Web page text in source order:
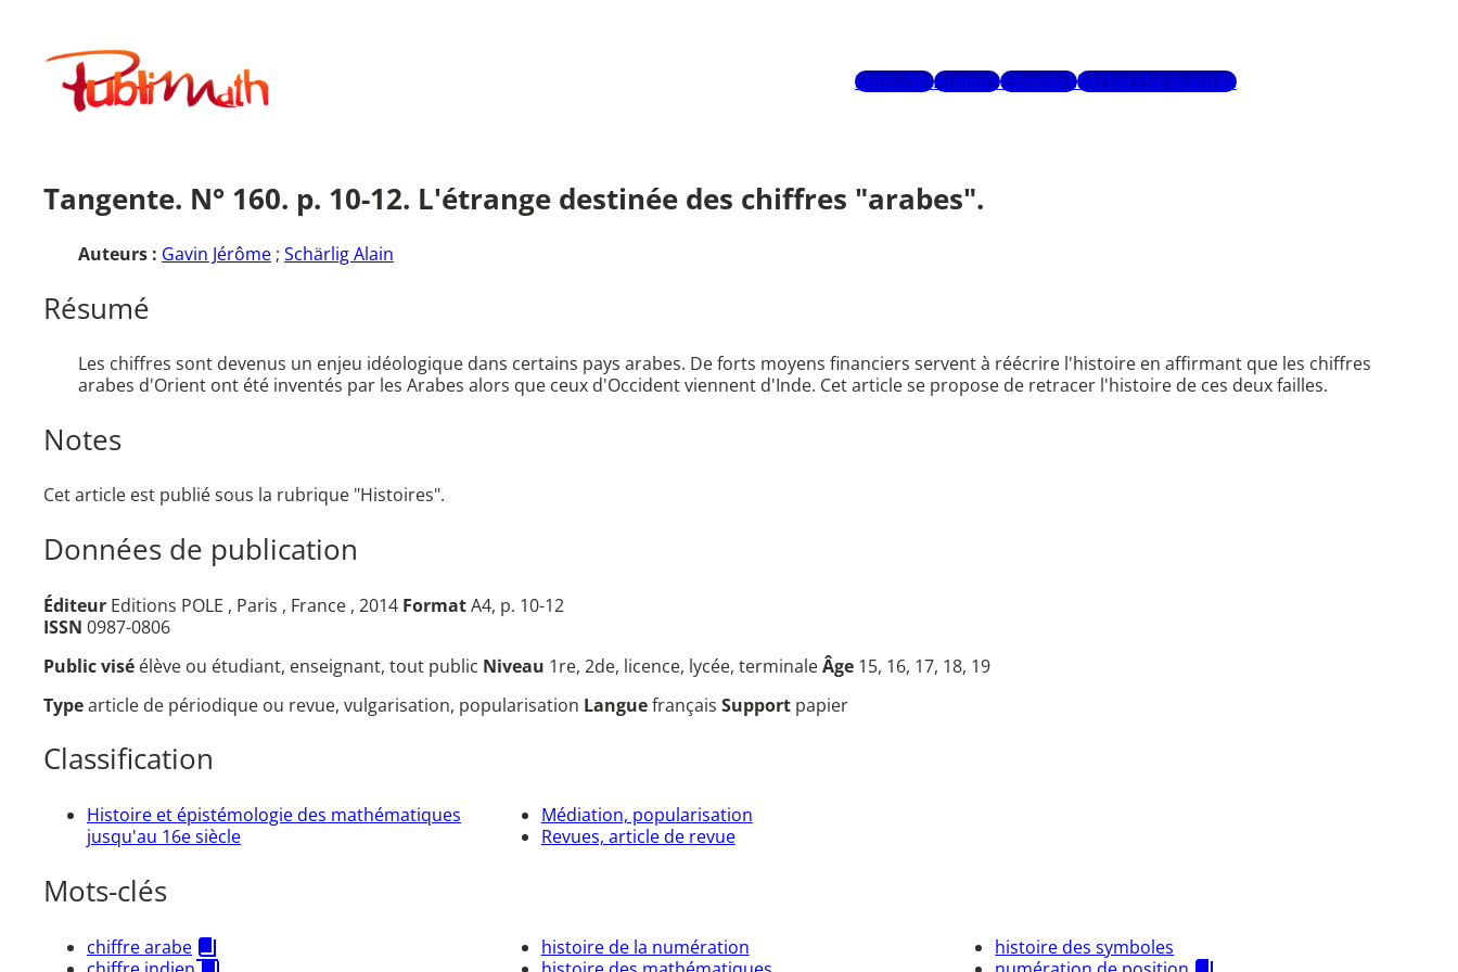
contenuPublimath
Mots-clésAuteursGlossaireRecherche avancée
Tangente. N° 160. p. 10-12. L'étrange destinée des chiffres "arabes".
Auteurs : Gavin Jérôme ; Schärlig Alain
Résumé
Les chiffres sont devenus un enjeu idéologique dans certains pays arabes. De forts moyens financiers servent à réécrire l'histoire en affirmant que les chiffres
arabes d'Orient ont été inventés par les Arabes alors que ceux d'Occident viennent d'Inde. Cet article se propose de retracer l'histoire de ces deux failles.
Notes
Cet article est publié sous la rubrique "Histoires".
Données de publication
Éditeur Editions POLE , Paris , France , 2014 FormatA4, p. 10-12
ISSN 0987-0806
Public visé élève ou étudiant, enseignant, tout public Niveau 1re, 2de, licence, lycée, terminaleÂge 15, 16, 17, 18, 19
Typearticle de périodique ou revue, vulgarisation, popularisation Languefrançais Support papier
Classification
Histoire et épistémologie des mathématiques
jusqu'au 16e siècle
Médiation, popularisation
Revues, article de revue
Mots-clés
chiffre arabe
histoire de la numération
histoire des symboles